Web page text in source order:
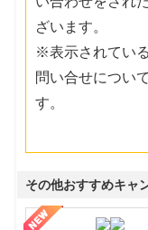
ざいます。
※表示されてい
問い合せについ
す。
その他おすすめキャ